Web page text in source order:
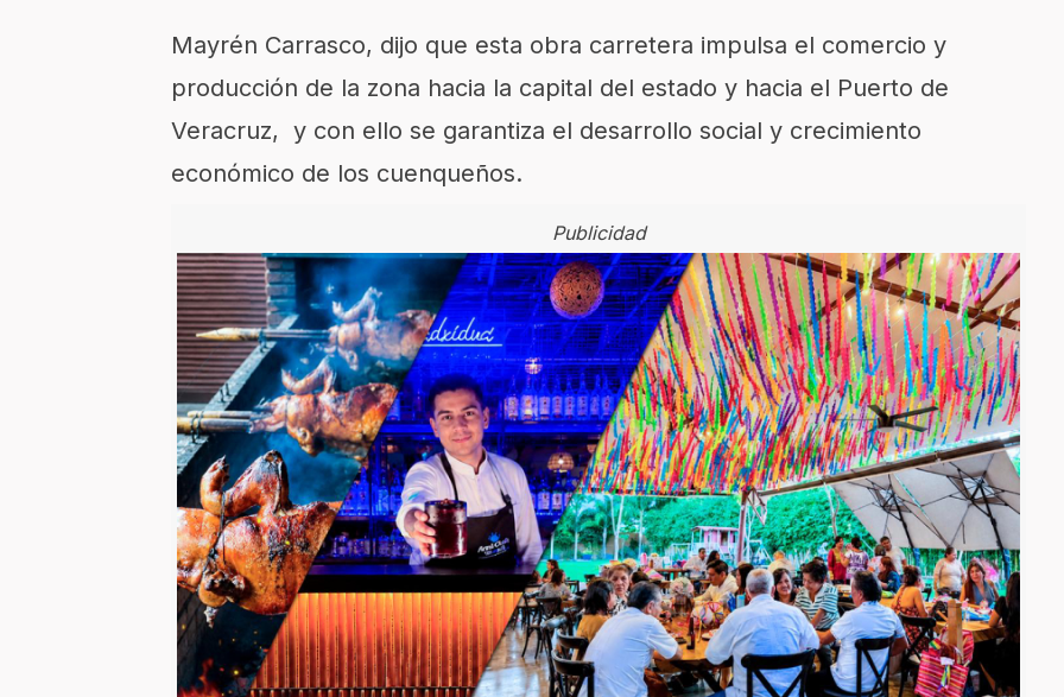
Mayrén Carrasco, dijo que esta obra carretera impulsa el comercio y
producción de la zona hacia la capital del estado y hacia el Puerto de
Veracruz, y con ello se garantiza el desarrollo social y crecimiento
económico de los cuenqueños.
Publicidad